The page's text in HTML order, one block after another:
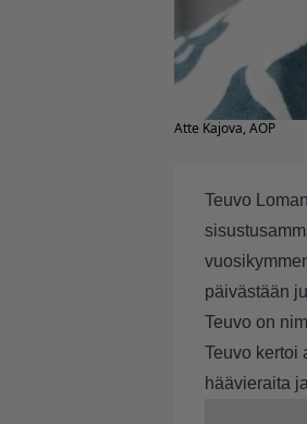
Atte Kajova, AOP
Teuvo
päivästään
Teuvo on
Teuvo kertoi
häävieraita